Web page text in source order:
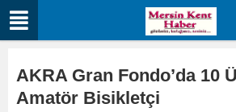
AKRA Gran Fondo’da 10
Amatör Bisikletçi